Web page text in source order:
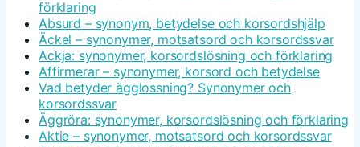
förklaring
Absurd – synonym, betydelse och korsordshjälp
Äckel – synonymer, motsatsord och korsordssvar
Ackja: synonymer, korsordslösning och förklaring
Affirmerar – synonymer, korsord och betydelse
Vad betyder ägglossning? Synonymer och
korsordssvar
Äggröra: synonymer, korsordslösning och förklaring
Aktie – synonymer, motsatsord och korsordssvar